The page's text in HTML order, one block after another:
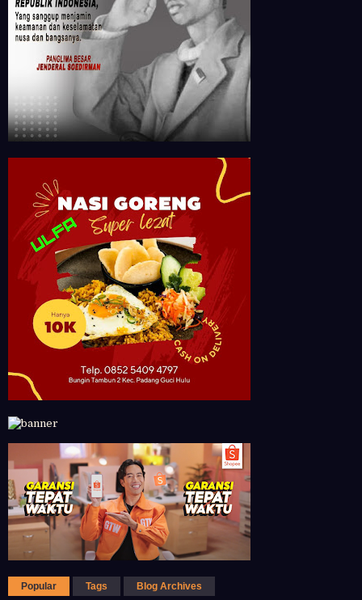
Popular Tags Blog Archives